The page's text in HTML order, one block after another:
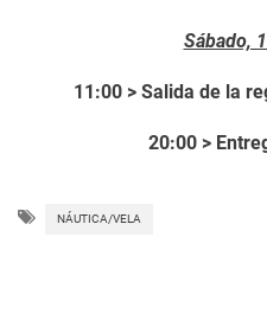
Sábado,
11:00 > Salida de la
20:00 >
NÁUTICA/VELA